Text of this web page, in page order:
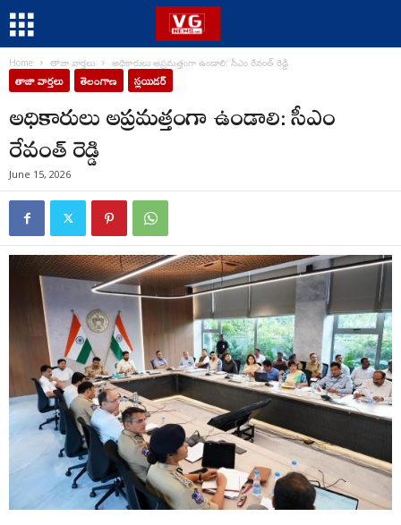
Home తాజా వార్తలు అధికారులు అప్రమత్తంగా ఉండాలి: సీఎం రేవంత్ రెడ్డి
తాజా వార్తలు తెలంగాణ స్లయిడర్
అధికారులు అప్రమత్తంగా ఉండాలి: సీఎం
రేవంత్ రెడ్డి
June 15, 2026